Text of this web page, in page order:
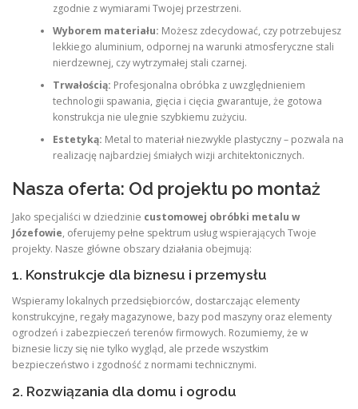
zgodnie z wymiarami Twojej przestrzeni.
Wyborem materiału: Możesz zdecydować, czy potrzebujesz
lekkiego aluminium, odpornej na warunki atmosferyczne stali
nierdzewnej, czy wytrzymałej stali czarnej.
Trwałością: Profesjonalna obróbka z uwzględnieniem
technologii spawania, gięcia i cięcia gwarantuje, że gotowa
konstrukcja nie ulegnie szybkiemu zużyciu.
Estetyką: Metal to materiał niezwykle plastyczny – pozwala na
realizację najbardziej śmiałych wizji architektonicznych.
Nasza oferta: Od projektu po montaż
Jako specjaliści w dziedzinie customowej obróbki metalu w
Józefowie, oferujemy pełne spektrum usług wspierających Twoje
projekty. Nasze główne obszary działania obejmują:
1. Konstrukcje dla biznesu i przemysłu
Wspieramy lokalnych przedsiębiorców, dostarczając elementy
konstrukcyjne, regały magazynowe, bazy pod maszyny oraz elementy
ogrodzeń i zabezpieczeń terenów firmowych. Rozumiemy, że w
biznesie liczy się nie tylko wygląd, ale przede wszystkim
bezpieczeństwo i zgodność z normami technicznymi.
2. Rozwiązania dla domu i ogrodu